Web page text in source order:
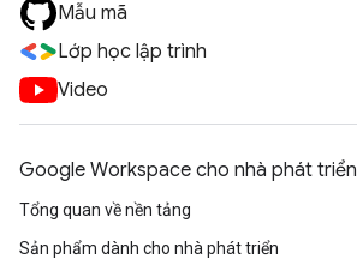
Mẫu mã
Lớp học lập trình
Video
Google Workspace cho nhà phát triển
Tổng quan về nền tảng
Sản phẩm dành cho nhà phát triển